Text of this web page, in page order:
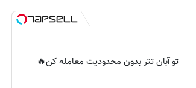
تو آبان تتر بدون محدودیت معامله کن🔥
روزنامه‌های اقتصادی شنبه ۱۷ مرداد ۱۴۰۵